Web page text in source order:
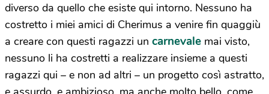
diverso da quello che esiste qui intorno. Nessuno ha
costretto i miei amici di Cherimus a venire fin quaggiù
a creare con questi ragazzi un carnevale mai visto,
nessuno li ha costretti a realizzare insieme a questi
ragazzi qui – e non ad altri – un progetto così astratto,